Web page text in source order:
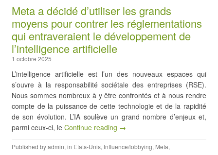
Meta a décidé d’utiliser les grands
moyens pour contrer les réglementations
qui entraveraient le développement de
l’intelligence artificielle
1 octobre 2025
L’intelligence artificielle est l’un des nouveaux espaces qui
s’ouvre à la responsabilité sociétale des entreprises (RSE).
Nous sommes nombreux à y être confrontés et à nous rendre
compte de la puissance de cette technologie et de la rapidité
de son évolution. L’IA soulève un grand nombre d’enjeux et,
parmi ceux-ci, le Continue reading →
Published byadmin, in Etats-Unis, Influence/lobbying, Meta,